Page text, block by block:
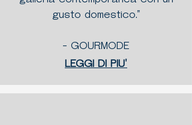
gusto domestico."
- GOURMODE
LEGGI DI PIU'